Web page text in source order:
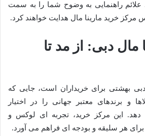
شوید. علائم راهنمایی به وضوح شما را به سمت
مرکز خرید مارینا مال هدایت خواهند کرد.
مال دبی: از مد تا
دبی بهشتی برای خریداران است، جایی که
و برندهای معتبر جهانی را در اختیار
دهد. این مرکز خرید، تجربه ای لوکس و
هر سلیقه و بودجه ای فراهم می آورد.